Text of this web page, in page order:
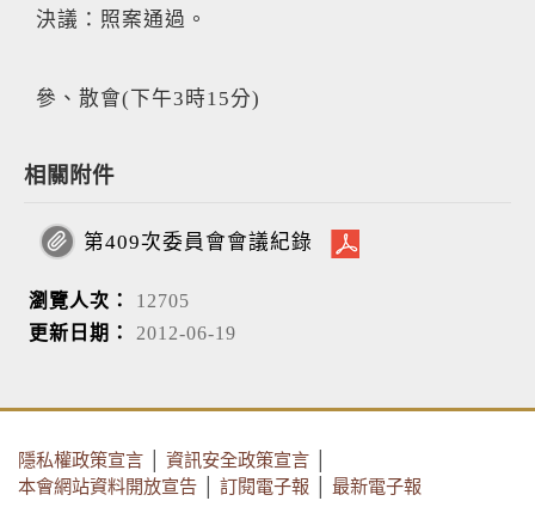
決議：照案通過。
參、散會(下午3時15分)
相關附件
第409次委員會會議紀錄
瀏覽人次： 12705
更新日期： 2012-06-19
隱私權政策宣言 資訊安全政策宣言
本會網站資料開放宣告
訂閱電子報 最新電子報